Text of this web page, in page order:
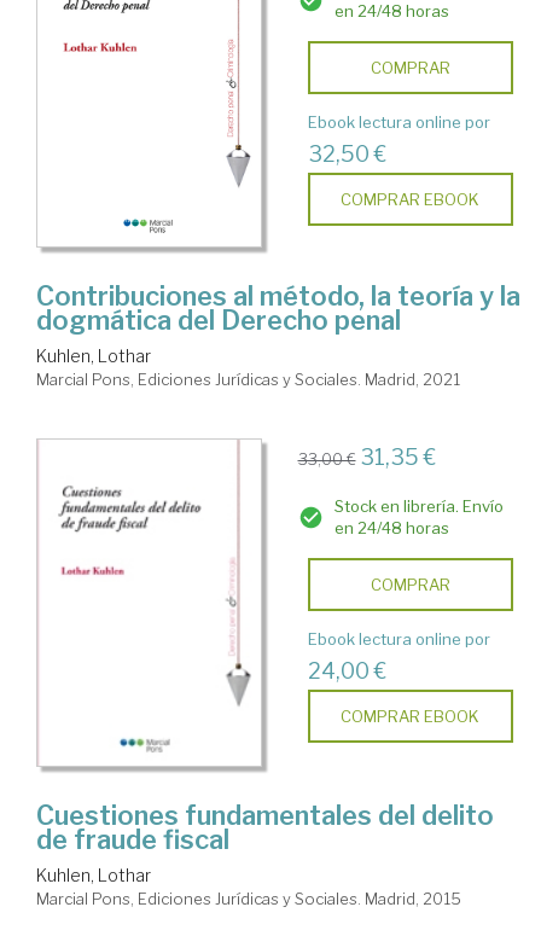
en 24/48 horas
COMPRAR
Ebook lectura online por
32,50 €
COMPRAR EBOOK
Contribuciones al método, la teoría y la
dogmática del Derecho penal
Kuhlen, Lothar
Marcial Pons, Ediciones Jurídicas y Sociales. Madrid, 2021
33,00 € 31,35 €
Stock en librería. Envío
en 24/48 horas
COMPRAR
Ebook lectura online por
24,00 €
COMPRAR EBOOK
Cuestiones fundamentales del delito
de fraude fiscal
Kuhlen, Lothar
Marcial Pons, Ediciones Jurídicas y Sociales. Madrid, 2015